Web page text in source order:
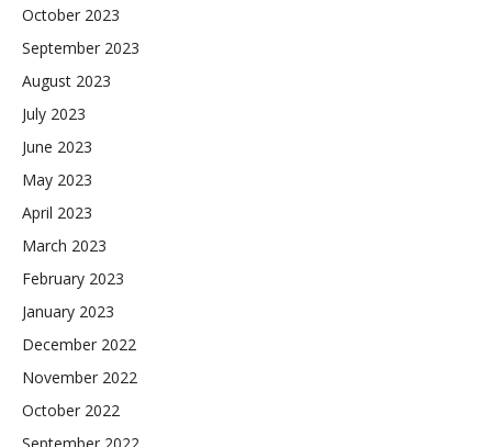
October 2023
September 2023
August 2023
July 2023
June 2023
May 2023
April 2023
March 2023
February 2023
January 2023
December 2022
November 2022
October 2022